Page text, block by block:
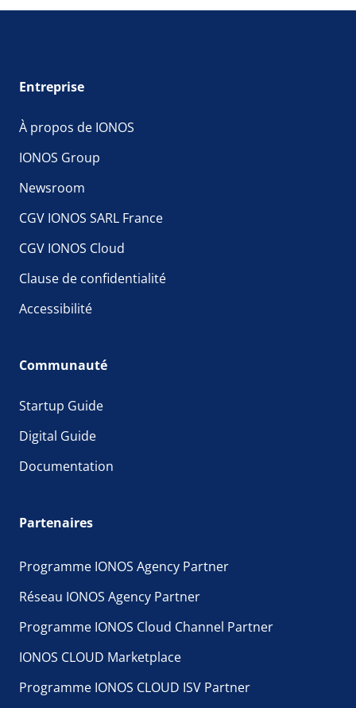
Entreprise
À propos de IONOS
IONOS Group
Newsroom
CGV IONOS SARL France
CGV IONOS Cloud
Clause de confidentialité
Accessibilité
Communauté
Startup Guide
Digital Guide
Documentation
Partenaires
Programme IONOS Agency Partner
Réseau IONOS Agency Partner
Programme IONOS Cloud Channel Partner
IONOS CLOUD Marketplace
Programme IONOS CLOUD ISV Partner